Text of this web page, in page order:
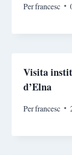
Perfrancesc
Visita
d’Elna
Perfrancesc